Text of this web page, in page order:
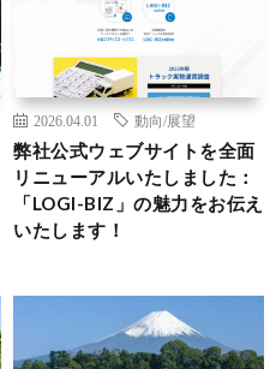
2026.04.01 動向/展望
弊社公式ウェブサイトを全面
リニューアルいたしました：
「LOGI-BIZ」の魅力をお伝え
いたします！